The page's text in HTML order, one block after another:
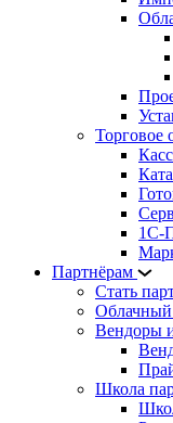
Торговое
1С-
Партнёрам
Стать
Облачный
Вендоры
Школа